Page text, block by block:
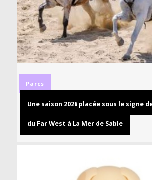
Parcs
Une saison 2026 placée sous le signe
du Far West à La Mer de Sable